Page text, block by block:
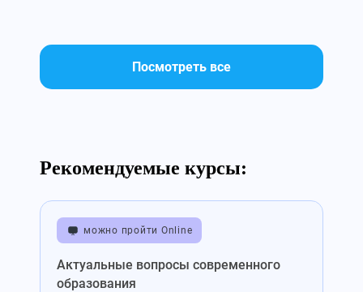
Посмотреть все
Рекомендуемые курсы:
можно пройти Online
Актуальные вопросы современного
образования